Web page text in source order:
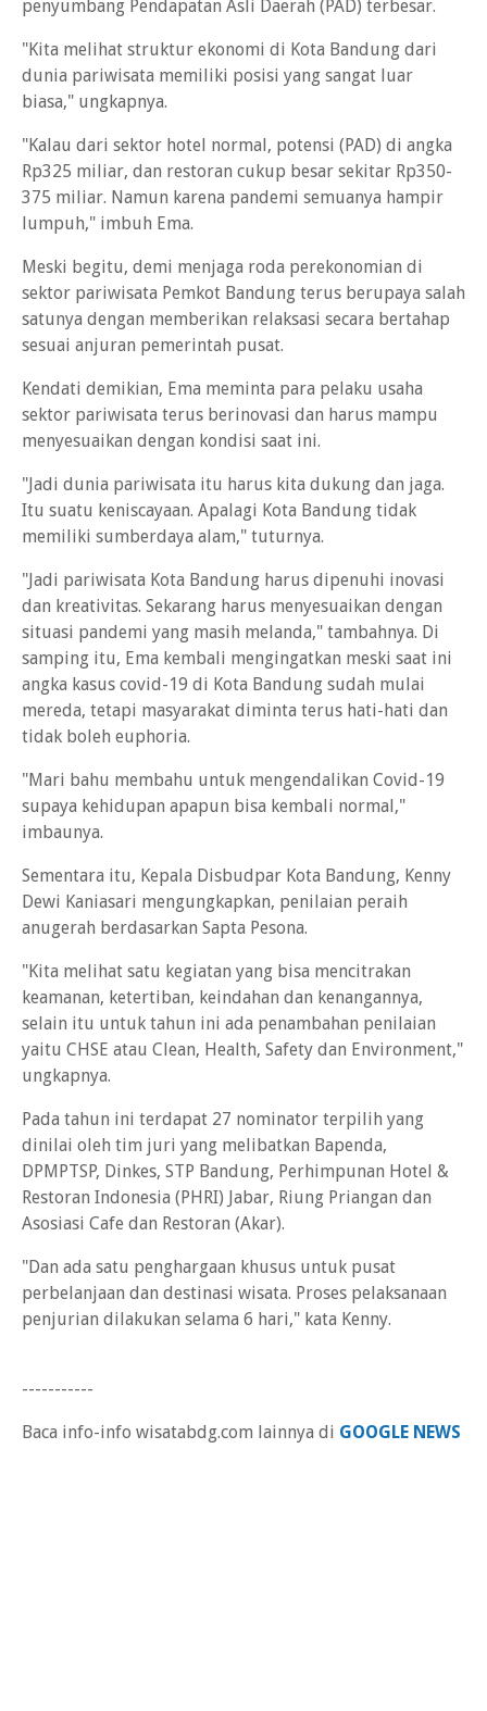
penyumbang Pendapatan Asli Daerah (PAD) terbesar.
"Kita melihat struktur ekonomi di Kota Bandung dari
dunia pariwisata memiliki posisi yang sangat luar
biasa," ungkapnya.
"Kalau dari sektor hotel normal, potensi (PAD) di angka
Rp325 miliar, dan restoran cukup besar sekitar Rp350-
375 miliar. Namun karena pandemi semuanya hampir
lumpuh," imbuh Ema.
Meski begitu, demi menjaga roda perekonomian di
sektor pariwisata Pemkot Bandung terus berupaya salah
satunya dengan memberikan relaksasi secara bertahap
sesuai anjuran pemerintah pusat.
Kendati demikian, Ema meminta para pelaku usaha
sektor pariwisata terus berinovasi dan harus mampu
menyesuaikan dengan kondisi saat ini.
"Jadi dunia pariwisata itu harus kita dukung dan jaga.
Itu suatu keniscayaan. Apalagi Kota Bandung tidak
memiliki sumberdaya alam," tuturnya.
"Jadi pariwisata Kota Bandung harus dipenuhi inovasi
dan kreativitas. Sekarang harus menyesuaikan dengan
situasi pandemi yang masih melanda," tambahnya. Di
samping itu, Ema kembali mengingatkan meski saat ini
angka kasus covid-19 di Kota Bandung sudah mulai
mereda, tetapi masyarakat diminta terus hati-hati dan
tidak boleh euphoria.
"Mari bahu membahu untuk mengendalikan Covid-19
supaya kehidupan apapun bisa kembali normal,"
imbaunya.
Sementara itu, Kepala Disbudpar Kota Bandung, Kenny
Dewi Kaniasari mengungkapkan, penilaian peraih
anugerah berdasarkan Sapta Pesona.
"Kita melihat satu kegiatan yang bisa mencitrakan
keamanan, ketertiban, keindahan dan kenangannya,
selain itu untuk tahun ini ada penambahan penilaian
yaitu CHSE atau Clean, Health, Safety dan Environment,"
ungkapnya.
Pada tahun ini terdapat 27 nominator terpilih yang
dinilai oleh tim juri yang melibatkan Bapenda,
DPMPTSP, Dinkes, STP Bandung, Perhimpunan Hotel &
Restoran Indonesia (PHRI) Jabar, Riung Priangan dan
Asosiasi Cafe dan Restoran (Akar).
"Dan ada satu penghargaan khusus untuk pusat
perbelanjaan dan destinasi wisata. Proses pelaksanaan
penjurian dilakukan selama 6 hari," kata Kenny.
-----------
Baca info-info wisatabdg.com lainnya di GOOGLE NEWS